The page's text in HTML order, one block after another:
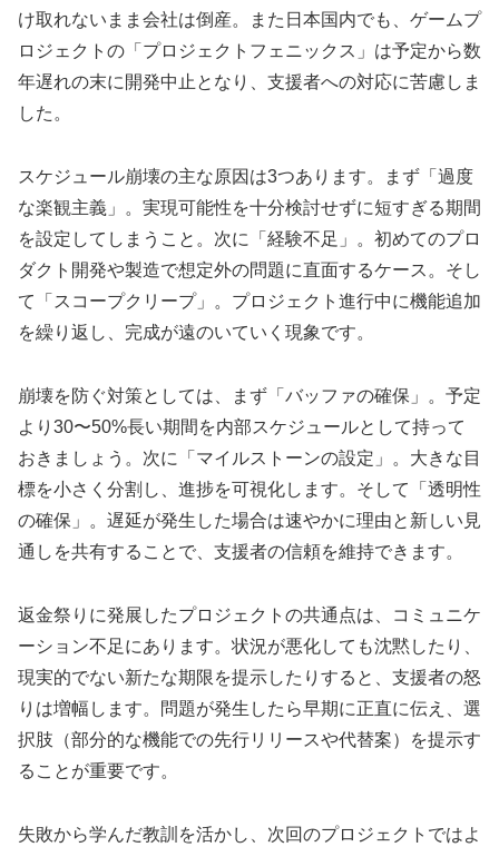
け取れないまま会社は倒産。また日本国内でも、ゲームプ
ロジェクトの「プロジェクトフェニックス」は予定から数
年遅れの末に開発中止となり、支援者への対応に苦慮しま
した。
スケジュール崩壊の主な原因は3つあります。まず「過度
な楽観主義」。実現可能性を十分検討せずに短すぎる期間
を設定してしまうこと。次に「経験不足」。初めてのプロ
ダクト開発や製造で想定外の問題に直面するケース。そし
て「スコープクリープ」。プロジェクト進行中に機能追加
を繰り返し、完成が遠のいていく現象です。
崩壊を防ぐ対策としては、まず「バッファの確保」。予定
より30〜50%長い期間を内部スケジュールとして持って
おきましょう。次に「マイルストーンの設定」。大きな目
標を小さく分割し、進捗を可視化します。そして「透明性
の確保」。遅延が発生した場合は速やかに理由と新しい見
通しを共有することで、支援者の信頼を維持できます。
返金祭りに発展したプロジェクトの共通点は、コミュニケ
ーション不足にあります。状況が悪化しても沈黙したり、
現実的でない新たな期限を提示したりすると、支援者の怒
りは増幅します。問題が発生したら早期に正直に伝え、選
択肢（部分的な機能での先行リリースや代替案）を提示す
ることが重要です。
失敗から学んだ教訓を活かし、次回のプロジェクトではよ